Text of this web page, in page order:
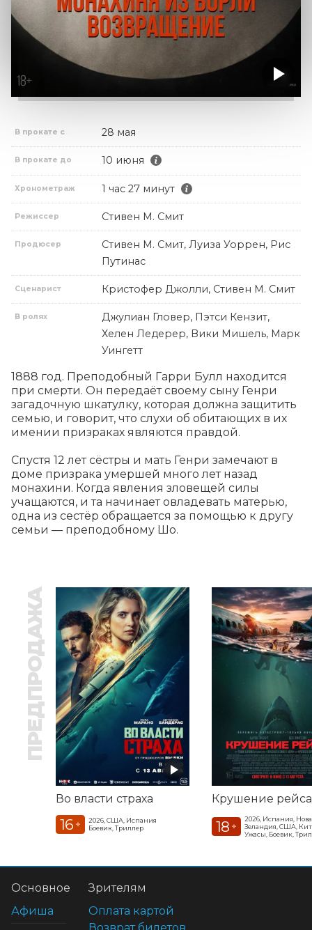
В прокате с 28 мая
В прокате до 10 июня
Хронометраж 1 час 27 минут
Режиссер Стивен М. Смит
Продюсер
Стивен М. Смит, Луиза Уоррен, Рис
Путинас
Сценарист Кристофер Джолли, Стивен М. Смит
В ролях
Джулиан Гловер, Пэтси Кензит,
Хелен Ледерер, Вики Мишель, Марк
Уингетт
1888 год. Преподобный Гарри Булл находится
при смерти. Он передаёт своему сыну Генри
загадочную шкатулку, которая должна защитить
семью, и говорит, что слухи об обитающих в их
имении призраках являются правдой.
Спустя 12 лет сёстры и мать Генри замечают в
доме призрака умершей много лет назад
монахини. Когда явления зловещей силы
учащаются, и та начинает овладевать матерью,
одна из сестёр обращается за помощью к другу
семьи — преподобному Шо.
ПРЕДПРОДАЖА
Во власти страха
16 +
2026, США, Испания
Боевик, Триллер
Крушение рейса
18 +
2026, Испания,
Зеландия, США,
Ужасы, Боевик,
Основное
Афиша
Зрителям
Оплата картой